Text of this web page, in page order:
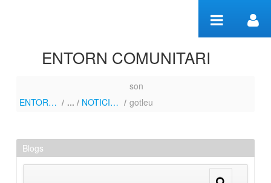
ENTORN COMUNITARI
NOTICIES-FOTOS
ENTORN COMUNITARI / NOTICIES-FOTOS /
son
gotleu
Blogs